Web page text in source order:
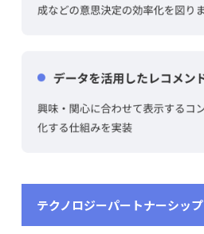
テクノロジーパートナーシップ